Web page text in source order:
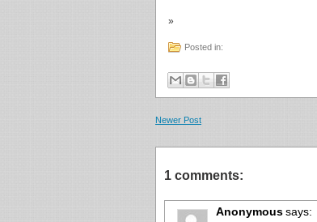
»
Posted in:
Newer Post
1 comments:
Anonymoussays: